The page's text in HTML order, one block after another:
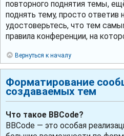
повторного поднятия темы,
поднять тему, просто ответив
удостоверьтесь, что тем
правила конференции, на
Вернуться к началу
Форматирование
создаваемых тем
Что такое BBCode?
BBCode — это особая